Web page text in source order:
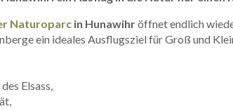
Naturoparc in Hunawihröffnet endlich
ein ideales Ausflugsziel für Groß und
Elsass,